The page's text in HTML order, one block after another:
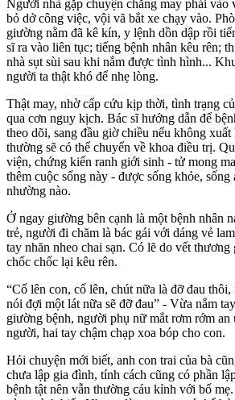
Người nhà gặp chuyện chẳng may phải vào
bỏ dở công việc, vội vã bắt xe chạy vào.
giường nằm đã kê kín, y lệnh dồn dập rồi
sĩ ra vào liên tục; tiếng bệnh nhân kêu rên;
nhà sụt sùi sau khi nắm được tình hình...
người ta thật khó để nhẹ lòng.
Thật may, nhờ cấp cứu kịp thời, tình trạng
qua cơn nguy kịch. Bác sĩ hướng dẫn để
theo dõi, sang đầu giờ chiều nếu không xuất
thường sẽ có thể chuyển về khoa điều trị.
viện, chứng kiến ranh giới sinh - tử mong
thêm cuộc sống này - được sống khỏe, sống
nhường nào.
Ở ngay giường bên cạnh là một bệnh nhân
trẻ, người đi chăm là bác gái với dáng vẻ
tay nhăn nheo chai sạn. Có lẽ do vết thương
chốc chốc lại kêu rên.
“Cố lên con, cố lên, chút nữa là đỡ đau
nói đợi một lát nữa sẽ đỡ đau” - Vừa nắm
giường bệnh, người phụ nữ mắt rơm rớm
người, hai tay chậm chạp xoa bóp cho con.
Hỏi chuyện mới biết, anh con trai của bà
chưa lập gia đình, tính cách cũng có phần
bệnh tật nên vẫn thường cáu kỉnh với bố